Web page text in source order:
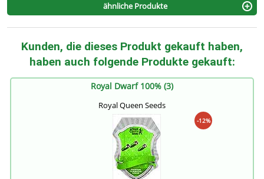
ähnliche Produkte
Kunden, die dieses Produkt gekauft haben,
haben auch folgende Produkte gekauft:
Royal Dwarf 100% (3)
Royal Queen Seeds
-12%